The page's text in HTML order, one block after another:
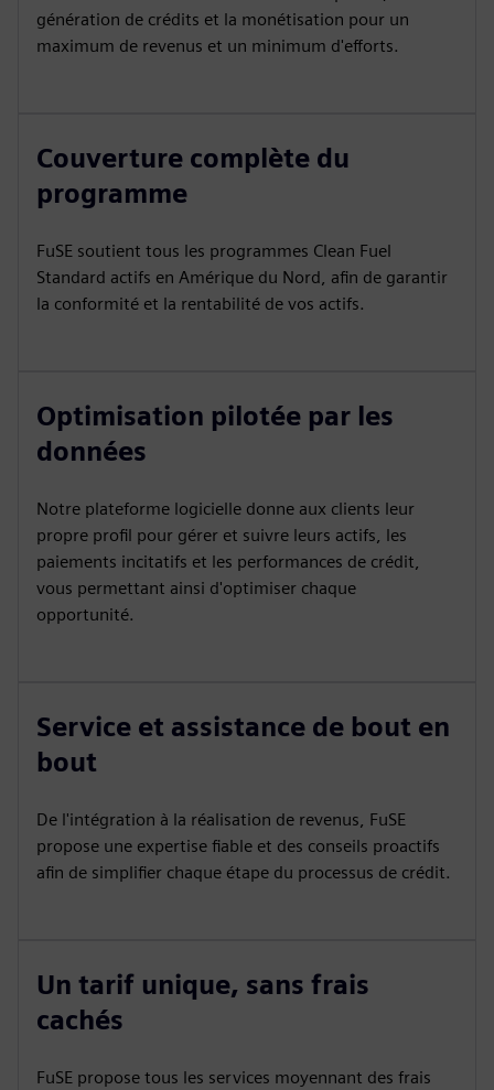
génération de crédits et la monétisation pour un
maximum de revenus et un minimum d'efforts.
Couverture complète du
programme
FuSE soutient tous les programmes Clean Fuel
Standard actifs en Amérique du Nord, afin de garantir
la conformité et la rentabilité de vos actifs.
Optimisation pilotée par les
données
Notre plateforme logicielle donne aux clients leur
propre profil pour gérer et suivre leurs actifs, les
paiements incitatifs et les performances de crédit,
vous permettant ainsi d'optimiser chaque
opportunité.
Service et assistance de bout en
bout
De l'intégration à la réalisation de revenus, FuSE
propose une expertise fiable et des conseils proactifs
afin de simplifier chaque étape du processus de crédit.
Un tarif unique, sans frais
cachés
FuSE propose tous les services moyennant des frais